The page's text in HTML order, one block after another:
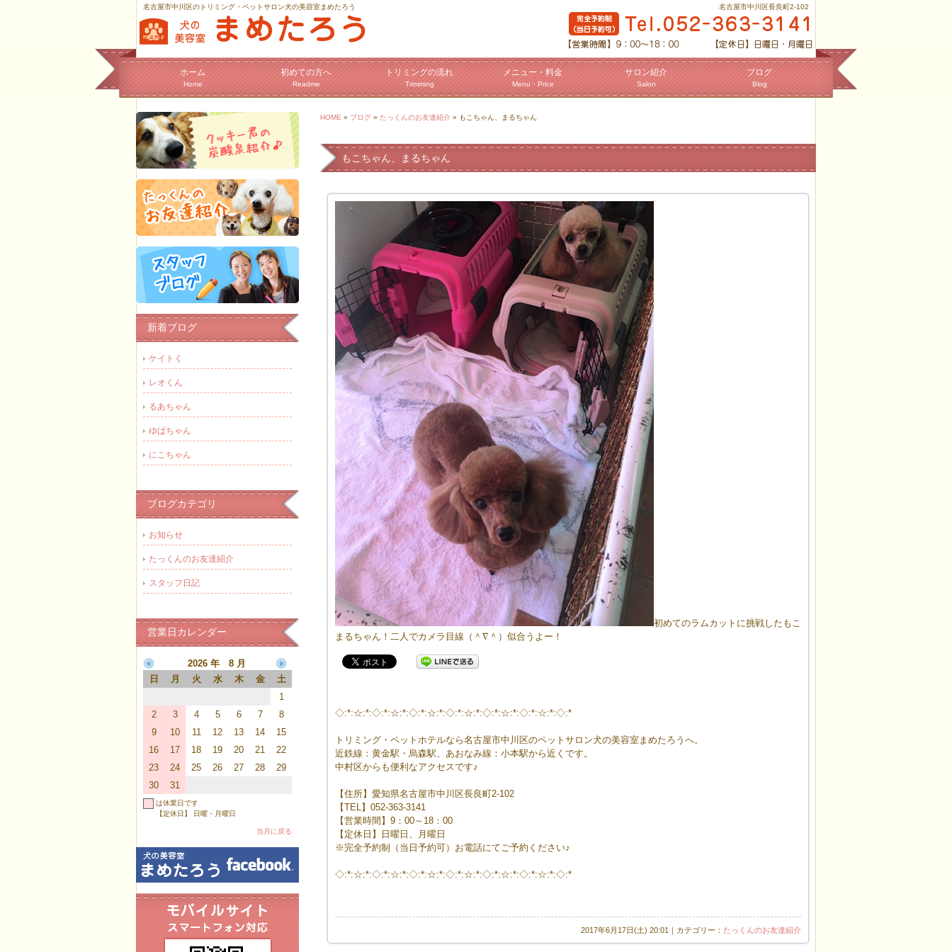
名古屋市中川区のトリミング・ペットサロン犬の美容室まめたろう 名古屋市中川区長良町2-102
ホーム
Home
初めての方へ
Readme
トリミングの流れ
Trimming
メニュー・料金
Menu・Price
サロン紹介
Salon
ブログ
Blog
HOME » ブログ » たっくんのお友達紹介 » もこちゃん、まるちゃん
もこちゃん、まるちゃん
初めてのラムカットに挑戦したもこ
まるちゃん！二人でカメラ目線（＾∇＾）似合うよー！
◇:*:☆:*:◇:*:☆:*:◇:*:☆:*:◇:*:☆:*:◇:*:☆:*:◇:*:☆:*:◇:*
トリミング・ペットホテルなら名古屋市中川区のペットサロン犬の美容室まめたろうへ。
近鉄線：黄金駅・烏森駅、あおなみ線：小本駅から近くです。
中村区からも便利なアクセスです♪
【住所】愛知県名古屋市中川区長良町2-102
【TEL】052-363-3141
【営業時間】9：00～18：00
【定休日】日曜日、月曜日
※完全予約制（当日予約可）お電話にてご予約ください♪
◇:*:☆:*:◇:*:☆:*:◇:*:☆:*:◇:*:☆:*:◇:*:☆:*:◇:*:☆:*:◇:*
2017年6月17日(土) 20:01｜カテゴリー： たっくんのお友達紹介
新着ブログ
ケイトく
レオくん
るあちゃん
ゆばちゃん
にこちゃん
ブログカテゴリ
お知らせ
たっくんのお友達紹介
スタッフ日記
営業日カレンダー
2026 年 8 月
日
月 火 水 木 金
土
1
2
3 4 5 6 7
8
9
10 11 12 13 14
15
16
17 18 19 20 21
22
23
24 25 26 27 28
29
30
31
は休業日です
【定休日】 日曜・月曜日
当月に戻る